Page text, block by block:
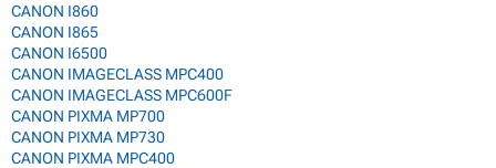
CANON I860
CANON I865
CANON I6500
CANON IMAGECLASS MPC400
CANON IMAGECLASS MPC600F
CANON PIXMA MP700
CANON PIXMA MP730
CANON PIXMA MPC400